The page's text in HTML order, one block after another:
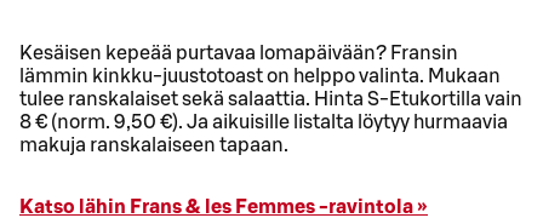
Kesäisen kepeää purtavaa lomapäivään? Fransin
lämmin kinkku-juustotoast on helppo valinta. Mukaan
tulee ranskalaiset sekä salaattia. Hinta S-Etukortilla vain
8 € (norm. 9,50 €). Ja aikuisille listalta löytyy hurmaavia
makuja ranskalaiseen tapaan.
Katso lähin Frans & les Femmes -ravintola »